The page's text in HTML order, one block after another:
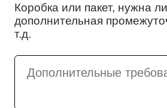
Коробка или пакет, нужна ли
дополнительная
т.д.